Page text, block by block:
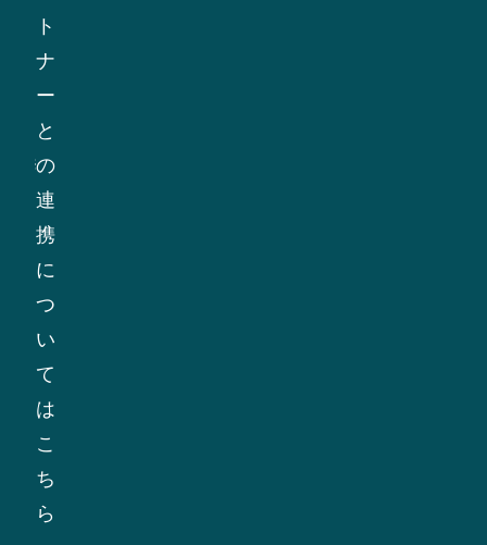
組
み
遵
守、
お
よ
び
ビ
ジ
ネ
ス
パ
ー
ト
る
ビ
ネ
ス
パ
ー
ト
ナ
ー
と
協
力
し
て
ト
ナ
ー
と
の
連
携
に
つ
い
て
は
こ
ち
ら